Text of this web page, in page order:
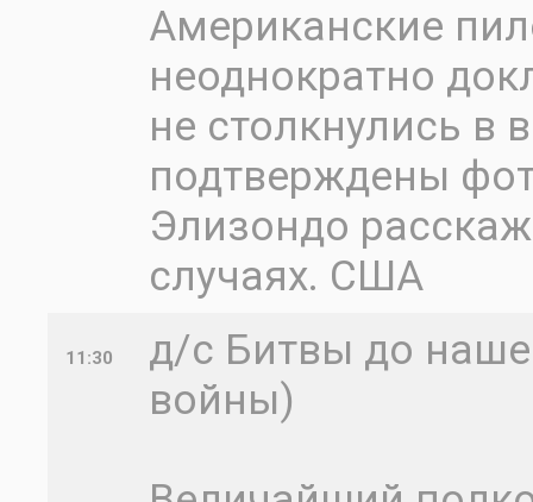
Американские
неоднократно
не столкнулись в
подтверждены
Элизондо
случаях. США
11:30
д/с Битвы до
войны)